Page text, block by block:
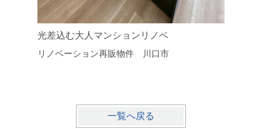
光差込む大人マンションリノベ
リノベーション再販物件 川口市
一覧へ戻る